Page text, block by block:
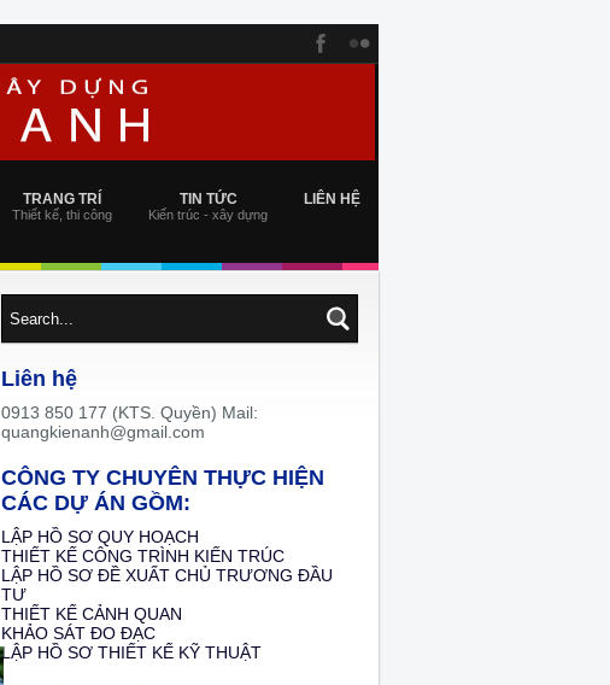
TRANG TRÍ
Thiết kế, thi công
TIN TỨC
Kiến trúc - xây dựng
LIÊN HỆ
Liên hệ
0913 850 177 (KTS. Quyền) Mail:
quangkienanh@gmail.com
CÔNG TY CHUYÊN THỰC HIỆN
CÁC DỰ ÁN GỒM:
LẬP HỒ SƠ QUY HOẠCH
THIẾT KẾ CÔNG TRÌNH KIẾN TRÚC
LẬP HỒ SƠ ĐỀ XUẤT CHỦ TRƯƠNG ĐẦU
TƯ
THIẾT KẾ CẢNH QUAN
KHẢO SÁT ĐO ĐẠC
LẬP HỒ SƠ THIẾT KẾ KỸ THUẬT